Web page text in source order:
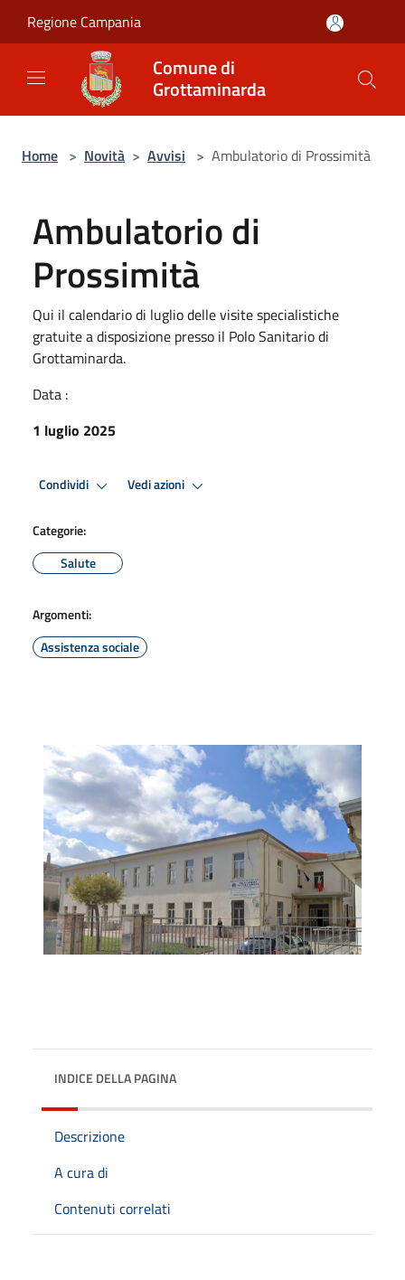
Regione Campania
Comune di
Grottaminarda
Home > Novità > Avvisi > Ambulatorio di Prossimità
Ambulatorio di
Prossimità
Qui il calendario di luglio delle visite specialistiche
gratuite a disposizione presso il Polo Sanitario di
Grottaminarda.
Data :
1 luglio 2025
Condividi Vedi azioni
Categorie:
Salute
Argomenti:
Assistenza sociale
INDICE DELLA PAGINA
Descrizione
A cura di
Contenuti correlati